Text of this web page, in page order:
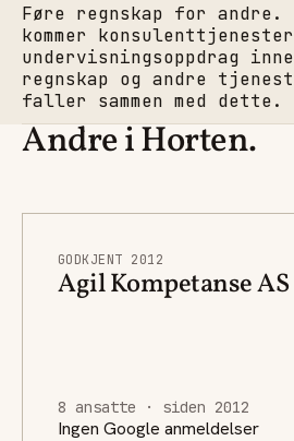
Føre regnskap for
kommer
undervisningsoppdrag
regnskap og andre
faller sammen med dette.
Andre i Horten.
GODKJENT 2012
Agil Kompetanse AS
8 ansatte · siden 2012
Ingen Google anmeldelser